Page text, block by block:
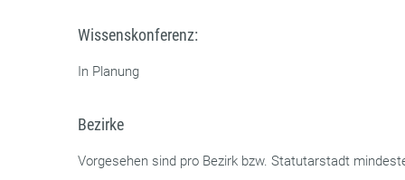
Wissenskonferenz:
In Planung
Bezirke
Vorgesehen sind pro Bezirk bzw. Statutarstadt